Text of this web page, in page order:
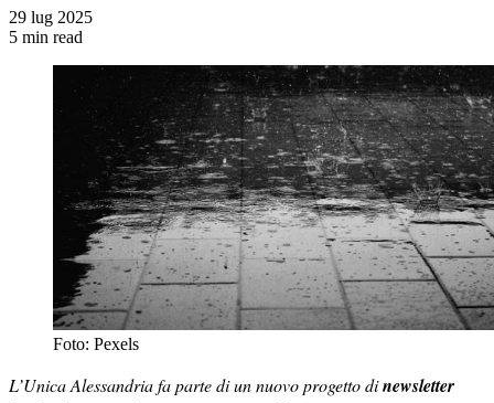
29 lug 2025
5 min read
Foto: Pexels
L’Unica Alessandria fa parte di un nuovo progetto dinewsletter